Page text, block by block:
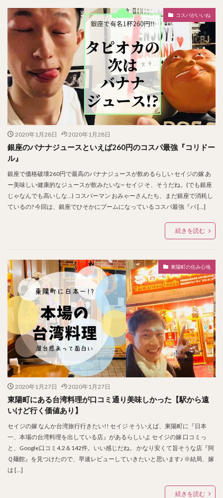
コスパがいいね
2020年1月28日 2020年1月28日
銀座のバナナジュースといえば260円のコスパ最強『コリドー
ル』
銀座で価格破壊260円で最高のバナナジュースが飲めるらしい セイジの嫁 あ
ー美味しい健康的なジュースが飲みたいな~ セイジ そ、そうだね。(でも銀座
じゃなんでも高いしな…) コスパーマン おみゃーさんたち、まだ銀座で消耗し
ているの? 今回は、銀座でひそかにブームになっているコスパ最強『バ […]
続きを読む
東陽町の住み心地
2020年1月27日 2020年1月27日
東陽町にある台湾料理が口コミ通り美味しかった【駅から遠
いけど行く価値あり】
セイジの嫁 なんか台湾旅行行きたい!! セイジ そういえば、東陽町に『日本
一、本場の台湾料理を出している店』があるらしいよ セイジの嫁 口コミっ
と、Google口コミ4.2＆142件。いい感じだね。 かなり安くて旨そうな店『阿
Ｑ麺館』を見つけたので、早速レビューしていきたいと思います♪ ※結局、嫁
は […]
続きを読む